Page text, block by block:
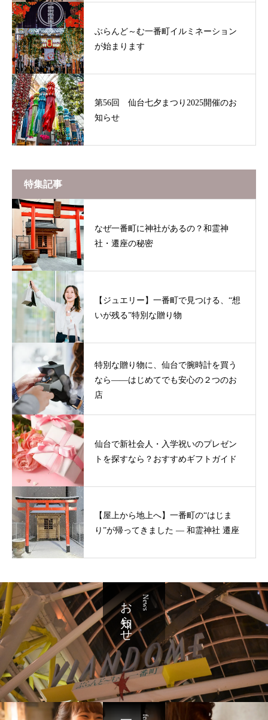
ぶらんど～む一番町イルミネーション
が始まります
第56回 仙台七夕まつり2025開催のお
知らせ
特集記事
なぜ一番町に神社があるの？和霊神
社・遷座の秘密
【ジュエリー】一番町で見つける、“想
いが残る”特別な贈り物
特別な贈り物に、仙台で腕時計を買う
なら——はじめてでも安心の２つのお
店
仙台で新社会人・入学祝いのプレゼン
トを探すなら？おすすめギフトガイド
【屋上から地上へ】一番町の“はじま
り”が帰ってきました ― 和霊神社 遷座
News
お知らせ